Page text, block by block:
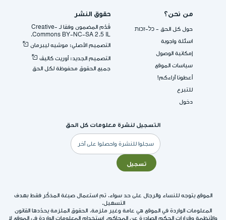
من نحن؟
حول كل الحق - כל-זכות
اسئلة واجوبة
إمكانية الوصول
سياسات الموقع
أعطونا آراءكم!
للتبرع
دخول
حقوق النشر
قُدِّم المضمون وفقا لـ -Creative
Commons BY-NC-SA 2.5 IL.
التصميم الأصلي: موشيه ليبرمان
التصميم الجديد: أوريت كاليڤ
جميع الحقوق محفوظة لكل الحق
التسجيل لنشرة معلومات كل الحق
البريد
الإلكتروني
تسجيل
الموقع يتوجه للنساء والرجال على حد سواء. تم استعمال صيغة المذكّر فقط بهدف
التسهيل.
المعلومات الواردة في الموقع هي عامة وغير ملزمة. الحقوق الملزمة يحدّدها القانون
والأنظمة وقرارات الحكم الصادرة عن المحاكم. استخدام المعلومات الواردة في الموقع لا